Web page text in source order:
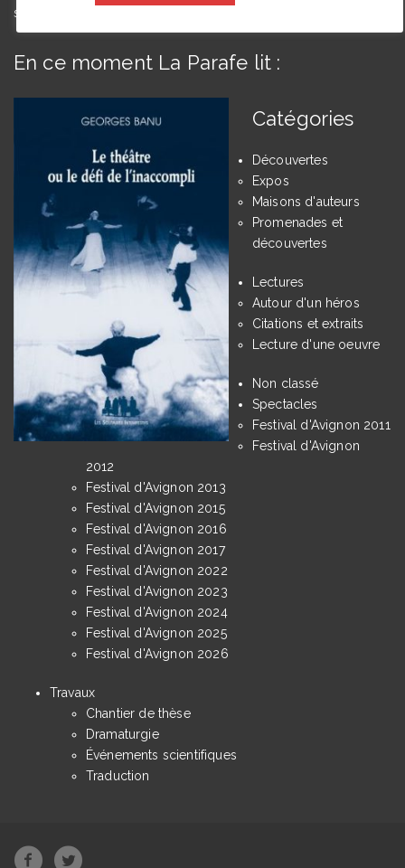
spectatrice.
En ce moment La Parafe lit :
Catégories
Découvertes
Expos
Maisons d'auteurs
Promenades et
découvertes
Lectures
Autour d'un héros
Citations et extraits
Lecture d'une oeuvre
Non classé
Spectacles
Festival d'Avignon 2011
Festival d'Avignon
2012
Festival d'Avignon 2013
Festival d'Avignon 2015
Festival d'Avignon 2016
Festival d'Avignon 2017
Festival d'Avignon 2022
Festival d'Avignon 2023
Festival d'Avignon 2024
Festival d'Avignon 2025
Festival d'Avignon 2026
Travaux
Chantier de thèse
Dramaturgie
Événements scientifiques
Traduction